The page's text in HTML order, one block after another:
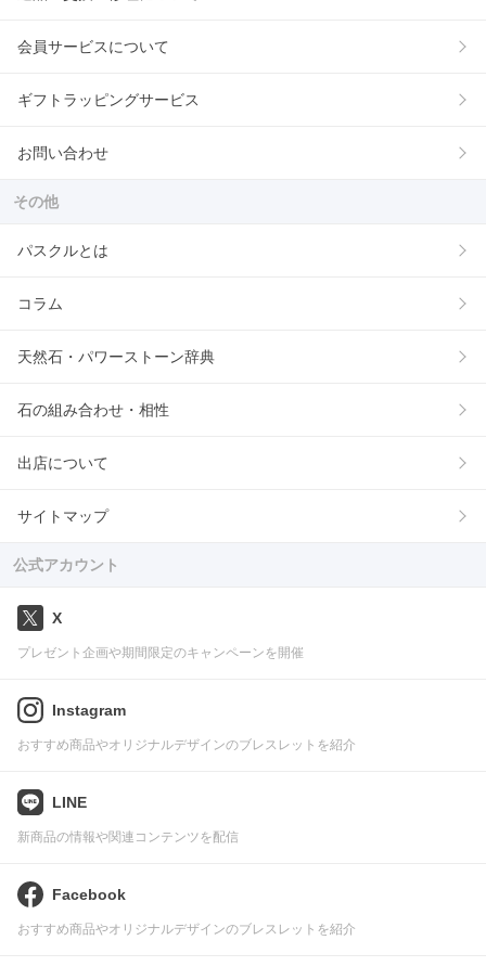
会員サービスについて
ギフトラッピングサービス
お問い合わせ
その他
パスクルとは
コラム
天然石・パワーストーン辞典
石の組み合わせ・相性
出店について
サイトマップ
公式アカウント
X
プレゼント企画や期間限定のキャンペーンを開催
Instagram
おすすめ商品やオリジナルデザインのブレスレットを紹介
LINE
新商品の情報や関連コンテンツを配信
Facebook
おすすめ商品やオリジナルデザインのブレスレットを紹介